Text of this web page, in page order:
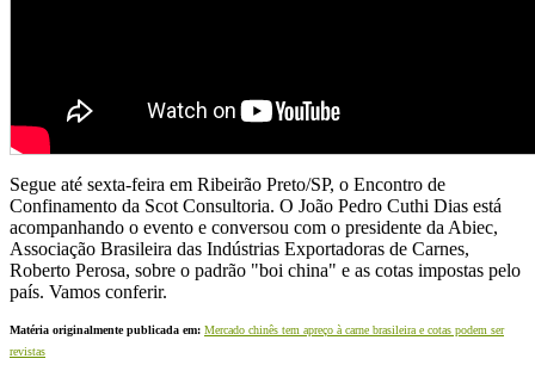
Segue até sexta-feira em Ribeirão Preto/SP, o Encontro de
Confinamento da Scot Consultoria. O João Pedro Cuthi Dias está
acompanhando o evento e conversou com o presidente da Abiec,
Associação Brasileira das Indústrias Exportadoras de Carnes,
Roberto Perosa, sobre o padrão "boi china" e as cotas impostas pelo
país. Vamos conferir.
Matéria originalmente publicada em: Mercado chinês tem apreço à carne brasileira e cotas podem ser
revistas